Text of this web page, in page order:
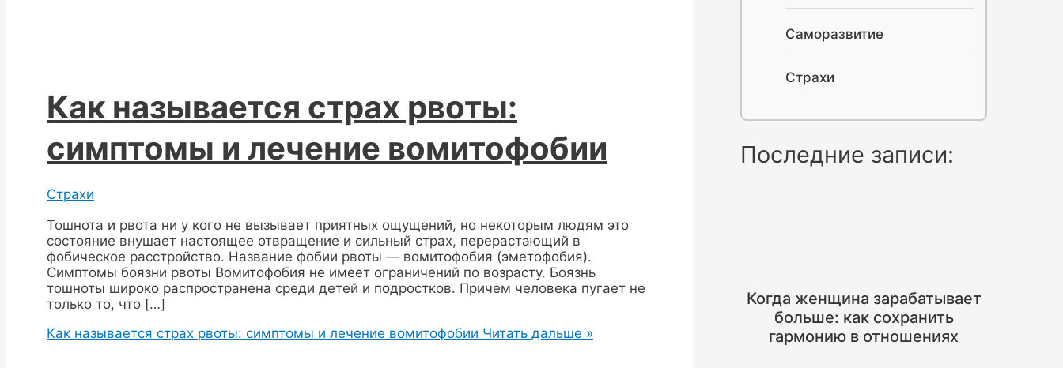
Как называется страх рвоты:
симптомы и лечение вомитофобии
Страхи
Тошнота и рвота ни у кого не вызывает приятных ощущений, но некоторым людям это
состояние внушает настоящее отвращение и сильный страх, перерастающий в
фобическое расстройство. Название фобии рвоты — вомитофобия (эметофобия).
Симптомы боязни рвоты Вомитофобия не имеет ограничений по возрасту. Боязнь
тошноты широко распространена среди детей и подростков. Причем человека пугает не
только то, что […]
Как называется страх рвоты: симптомы и лечение вомитофобии Читать дальше »
Саморазвитие
Страхи
Последние записи:
Когда женщина зарабатывает
больше: как сохранить
гармонию в отношениях